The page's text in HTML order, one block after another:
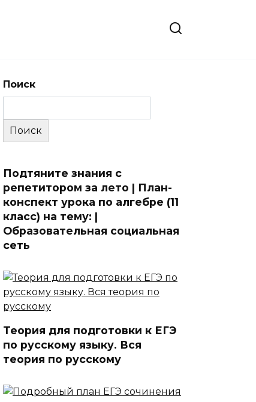
Поиск
Поиск
Подтяните знания с
репетитором за лето | План-
конспект урока по алгебре (11
класс) на тему: |
Образовательная социальная
сеть
Теория для подготовки к ЕГЭ
по русскому языку. Вся
теория по русскому